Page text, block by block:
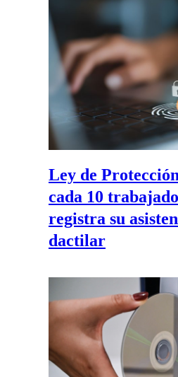
Ley de
cada 10
registra su
dactilar